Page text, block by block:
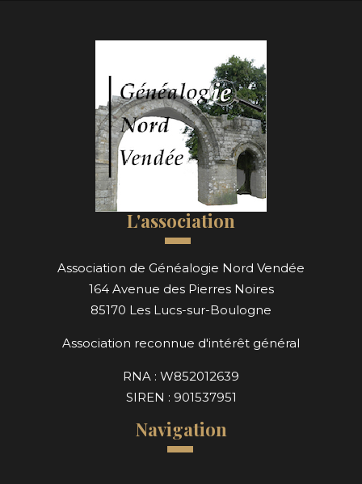
L'association
Association de Généalogie Nord Vendée
164 Avenue des Pierres Noires
85170 Les Lucs-sur-Boulogne
Association reconnue d'intérêt général
RNA : W852012639
SIREN : 901537951
Navigation